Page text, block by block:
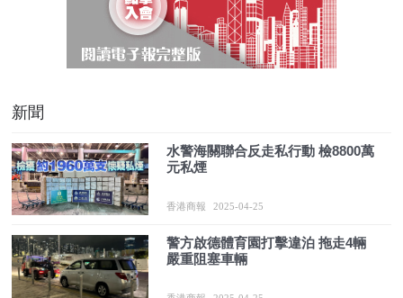
新聞
水警海關聯合反走私行動 檢8800萬
元私煙
香港商報 2025-04-25
警方啟德體育園打擊違泊 拖走4輛
嚴重阻塞車輛